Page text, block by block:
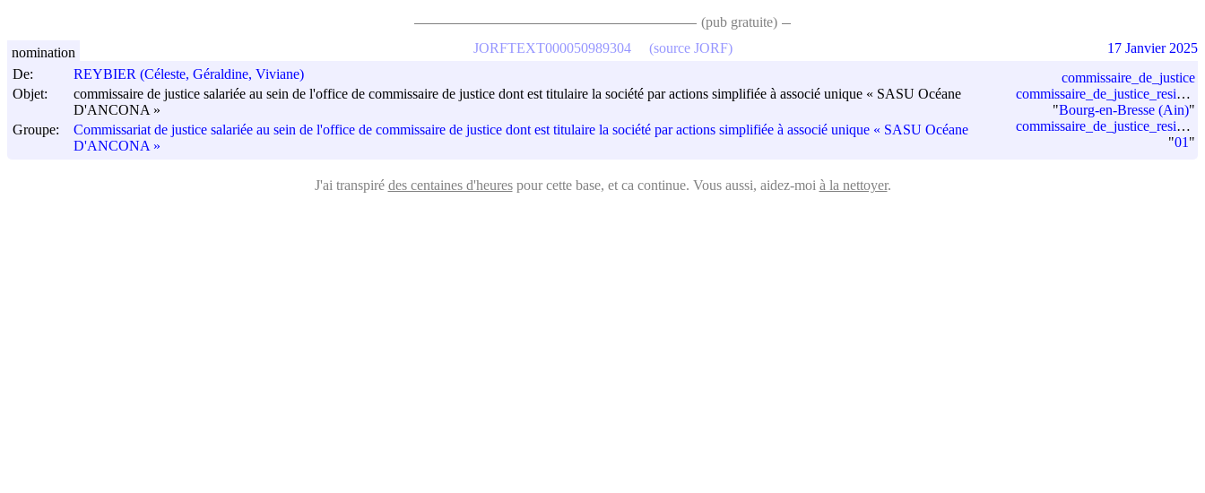
(pub gratuite)
De:
REYBIER (Céleste, Géraldine, Viviane)
Objet:
commissaire de justice salariée au sein de l'office de commissaire de justice dont est titulaire la société par actions simplifiée à associé unique « SASU Océane
D'ANCONA »
Groupe:
Commissariat de justice salariée au sein de l'office de commissaire de justice dont est titulaire la société par actions simplifiée à associé unique « SASU Océane
D'ANCONA »
commissaire_de_justice
commissaire_de_justice_residence
"Bourg-en-Bresse (Ain)"
commissaire_de_justice_residence_departement_code
"01 "
JORFTEXT000050989304 (source JORF)
nomination 17 Janvier 2025
J'ai transpiré des centaines d'heurespour cette base, et ca continue. Vous aussi, aidez-moi à la nettoyer.